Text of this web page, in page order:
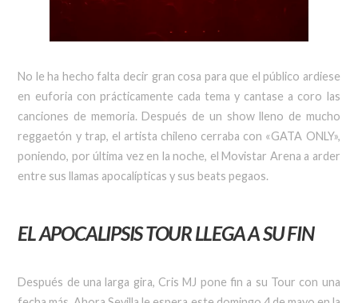
No le ha hecho falta decir gran cosa para que el público ardiese
en euforia con prácticamente cada tema y cantase a coro las
canciones de memoria. Después de un show lleno de mucho
reggaetón y trap, el artista chileno cerraba con «GATA ONLY»,
poniendo, por última vez en la noche, el Movistar Arena a arder
entre sus llamas apocalípticas y sus beats pegaos.
EL APOCALIPSIS TOUR LLEGA A SU FIN
Después de una larga gira, Cris MJ pone fin a su Tour con una